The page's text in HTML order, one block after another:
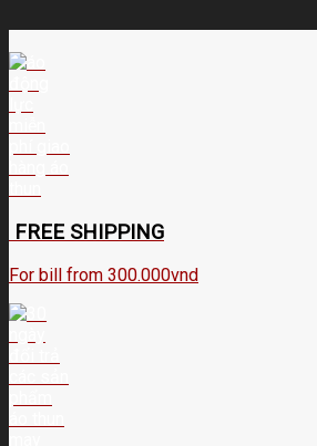
FREE SHIPPING
For bill from 300.000vnd